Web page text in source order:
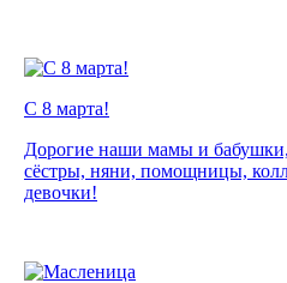
С 8 марта!
Дорогие наши мамы и
сёстры, няни, помощницы,
девочки!